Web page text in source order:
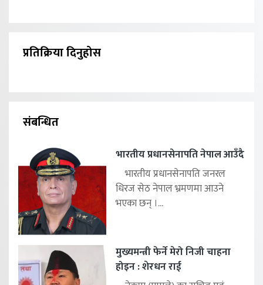
प्रतिक्रिया दिनुहोस
संबन्धित
भारतीय प्रधानसेनापति नेपाल आउँदै
भारतीय प्रधानसेनापति जनरल
धिरज सेठ नेपाल भ्रमणमा आउने
भएका छन् ।...
मुख्यमन्त्री फेर्ने मेरो निजी चाहना
होइन : शेरधन राई